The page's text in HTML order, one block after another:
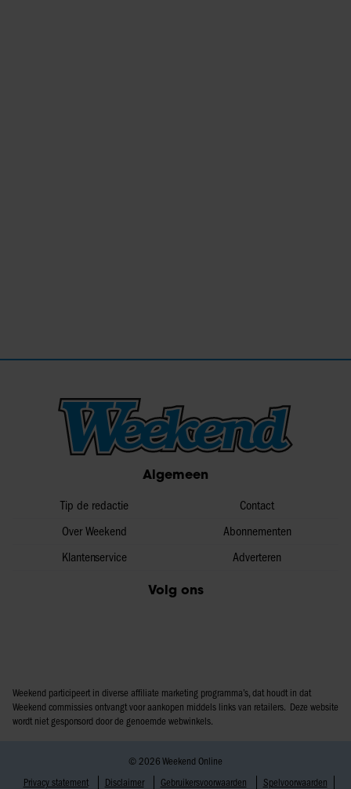
Algemeen
Tip de redactie
Over Weekend
Klantenservice
Contact
Abonnementen
Adverteren
Volg ons
Weekend participeert in diverse affiliate marketing programma’s, dat houdt in dat
Weekend commissies ontvangt voor aankopen middels links van retailers. Deze website
wordt niet gesponsord door de genoemde webwinkels.
© 2026 Weekend Online
Privacy statement
Disclaimer Gebruikersvoorwaarden Spelvoorwaarden